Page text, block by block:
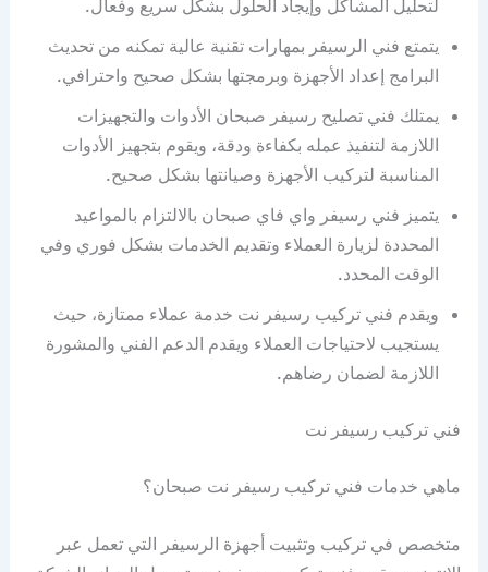
لتحليل المشاكل وإيجاد الحلول بشكل سريع وفعال.
يتمتع فني الرسيفر بمهارات تقنية عالية تمكنه من تحديث
البرامج إعداد الأجهزة وبرمجتها بشكل صحيح واحترافي.
يمتلك فني تصليح رسيفر صبحان الأدوات والتجهيزات
اللازمة لتنفيذ عمله بكفاءة ودقة، ويقوم بتجهيز الأدوات
المناسبة لتركيب الأجهزة وصيانتها بشكل صحيح.
يتميز فني رسيفر واي فاي صبحان بالالتزام بالمواعيد
المحددة لزيارة العملاء وتقديم الخدمات بشكل فوري وفي
الوقت المحدد.
ويقدم فني تركيب رسيفر نت خدمة عملاء ممتازة، حيث
يستجيب لاحتياجات العملاء ويقدم الدعم الفني والمشورة
اللازمة لضمان رضاهم.
فني تركيب رسيفر نت
ماهي خدمات فني تركيب رسيفر نت صبحان؟
متخصص في تركيب وتثبيت أجهزة الرسيفر التي تعمل عبر